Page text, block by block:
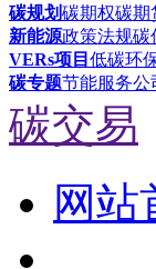
碳规划碳期权碳期
新能源政策法规碳
VERs项目 低碳环
碳专题节能服务公
碳交易
网站